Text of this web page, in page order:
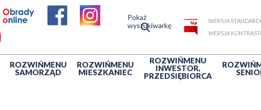
Pokaż
wyszukiwarkę
WERSJA
WERSJA
ROZWIŃMENU
SAMORZĄD
ROZWIŃMENU
MIESZKANIEC
ROZWIŃMENU
INWESTOR,
PRZEDSIĘBIORCA
ROZWIŃ